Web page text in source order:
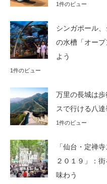
1件のビュー
シンガポール
の水槽「オー
よう
1件のビュー
万里の長城は
スで行ける八
1件のビュー
「仙台・定禅
２０１９」：
味わう